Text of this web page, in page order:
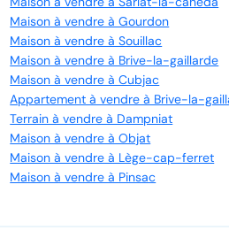
Maison à vendre à Gourdon
Maison à vendre à Souillac
Maison à vendre à Brive-la-gaillarde
Maison à vendre à Cubjac
Appartement à vendre à Brive-la-
Terrain à vendre à Dampniat
Maison à vendre à Objat
Maison à vendre à Lège-cap-ferret
Maison à vendre à Pinsac